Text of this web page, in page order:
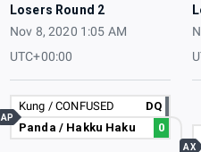
Losers Round 2
Nov 8, 2020 1:05 AM
UTC+00:00
Kung / CONFUSED
DQ
Panda / Hakku Haku
0
AP
AX